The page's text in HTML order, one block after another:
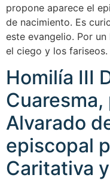
propone aparece el
de nacimiento. Es
este evangelio. Por
el ciego y los
Homilía III
Alvarado
episcopal
Caritativa